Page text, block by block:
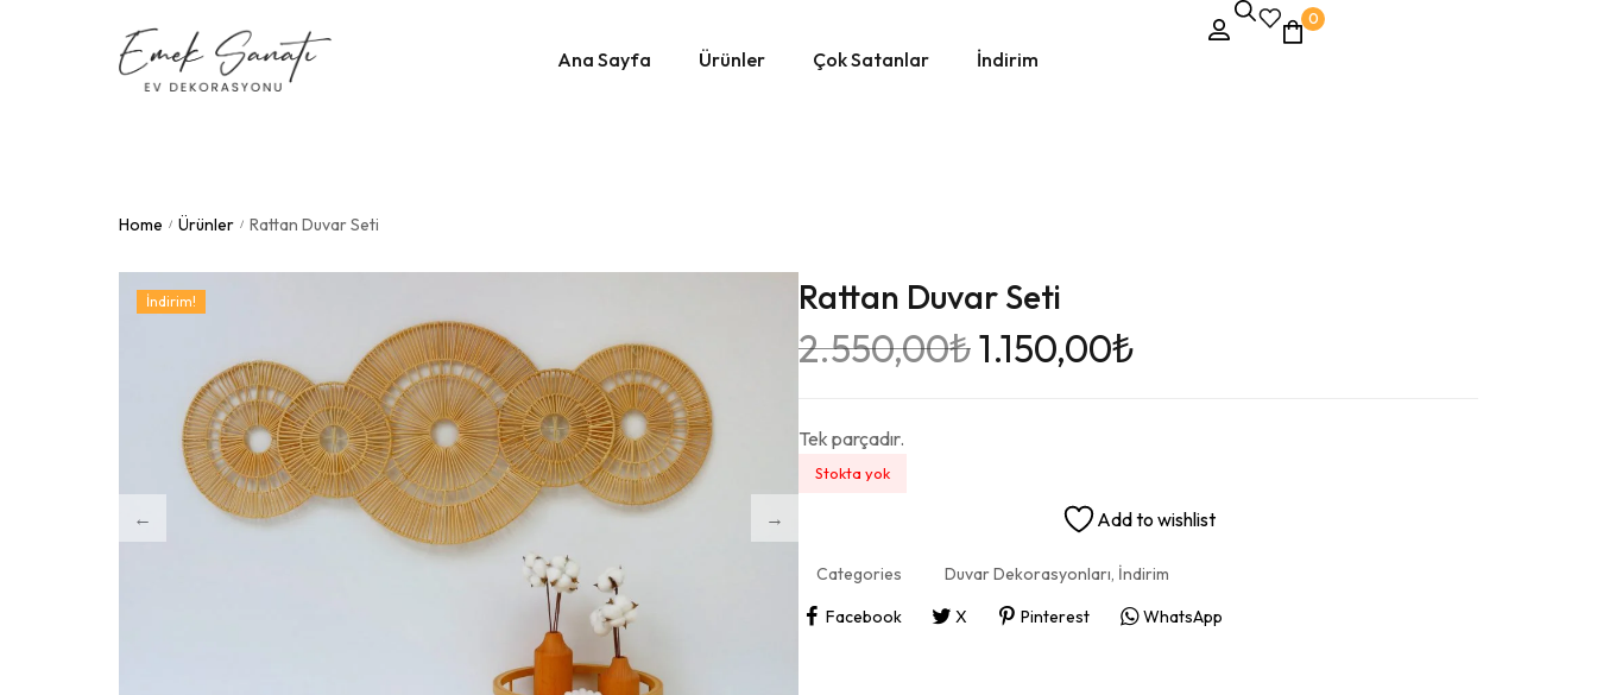
Ana Sayfa Ürünler Çok Satanlar İndirim
0
Home / Ürünler / Rattan Duvar Seti
İndirim! Rattan Duvar Seti
2.550,00₺1.150,00₺
Tek parçadır.
Stokta yok
Add to wishlist
Categories Duvar Dekorasyonları, İndirim
Facebook
X Pinterest WhatsApp